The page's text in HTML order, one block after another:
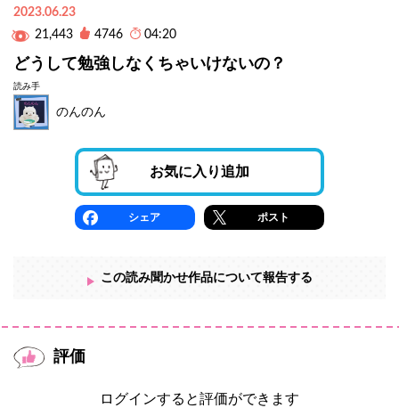
2023.06.23
21,443
4746 04:20
どうして勉強しなくちゃいけないの？
読み手
のんのん
お気に入り追加
シェア ポスト
この読み聞かせ作品について報告する
評価
ログインすると評価ができます